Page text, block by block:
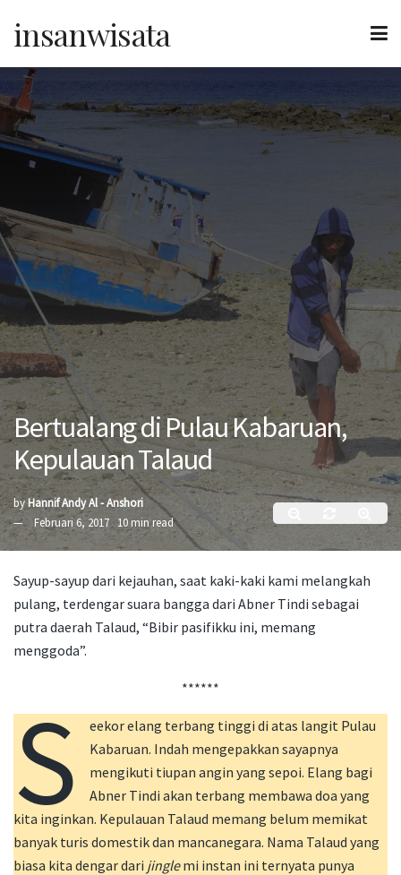
insanwisata
Bertualang di Pulau Kabaruan,
Kepulauan Talaud
byHannif Andy Al - Anshori
Februari 6, 2017 10 min read
Sayup-sayup dari kejauhan, saat kaki-kaki kami melangkah
pulang, terdengar suara bangga dari Abner Tindi sebagai
putra daerah Talaud, “Bibir pasifikku ini, memang
menggoda”.
******
S
eekor elang terbang tinggi di atas langit Pulau
Kabaruan. Indah mengepakkan sayapnya
mengikuti tiupan angin yang sepoi. Elang bagi
Abner Tindi akan terbang membawa doa yang
kita inginkan. Kepulauan Talaud memang belum memikat
banyak turis domestik dan mancanegara. Nama Talaud yang
biasa kita dengar dari jinglemi instan ini ternyata punya